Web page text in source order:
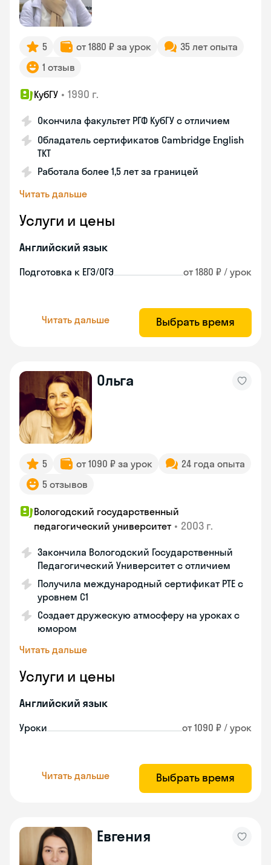
5 от 1880 ₽ за урок
35 лет опыта
1 отзыв
КубГУ • 1990 г.
Окончила факультет РГФ КубГУ с отличием
Обладатель сертификатов Cambridge English
TKT
Работала более 1,5 лет за границей
Читать дальше
Услуги и цены
Английский язык
Подготовка к ЕГЭ/ОГЭ от 1880 ₽ / урок
Читать дальше Выбрать время
Ольга
5 от 1090 ₽ за урок
24 года опыта
5 отзывов
Вологодский государственный
педагогический университет • 2003 г.
Закончила Вологодский Государственный
Педагогический Университет с отличием
Получила международный сертификат PTE с
уровнем C1
Создает дружескую атмосферу на уроках с
юмором
Читать дальше
Услуги и цены
Английский язык
Уроки от 1090 ₽ / урок
Читать дальше Выбрать время
Евгения